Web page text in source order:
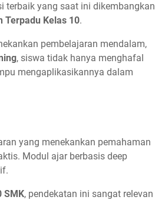
terbaik yang saat ini dikembangkan
Terpadu Kelas 10.
pembelajaran mendalam,
, siswa tidak hanya menghafal
mengaplikasikannya dalam
yang menekankan pemahaman
Modul ajar berbasis deep
SMK, pendekatan ini sangat relevan